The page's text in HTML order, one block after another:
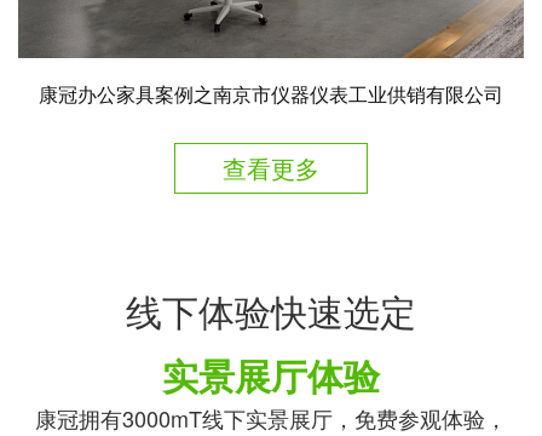
康冠办公家具案例之南京市仪器仪表工业供销有限公司
查看更多
线下体验快速选定
实景展厅体验
康冠拥有3000mT线下实景展厅，免费参观体验，